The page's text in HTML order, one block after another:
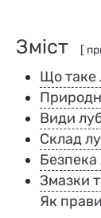
Зміст [
Що таке
Види
Склад
Безпека
Змазки
Як